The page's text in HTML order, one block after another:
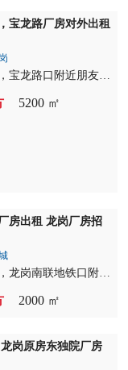
宝龙路厂房对外出租
宝龙路口附近朋友新
租，无转让费，厂房
宿舍1500平米，有2
5200 ㎡
龙岗厂房招
龙岗南联地铁口附近
厂房1-2楼每层1230
、标准电梯2吨，适
2000 ㎡